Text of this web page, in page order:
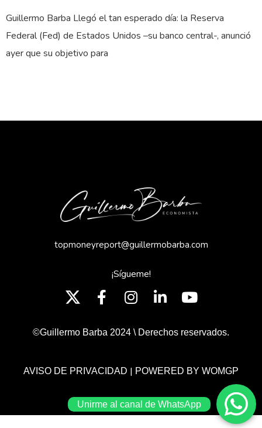
Guillermo Barba Llegó el tan esperado día: la Reserva
Federal (Fed) de Estados Unidos –su banco central-, anunció
ayer que su objetivo para
topmoneyreport@guillermobarba.com
¡Sígueme!
©Guillermo Barba 2024 \ Derechos reservados.
AVISO DE PRIVACIDAD | POWERED BY WOMGP
Unirme al canal de WhatsApp